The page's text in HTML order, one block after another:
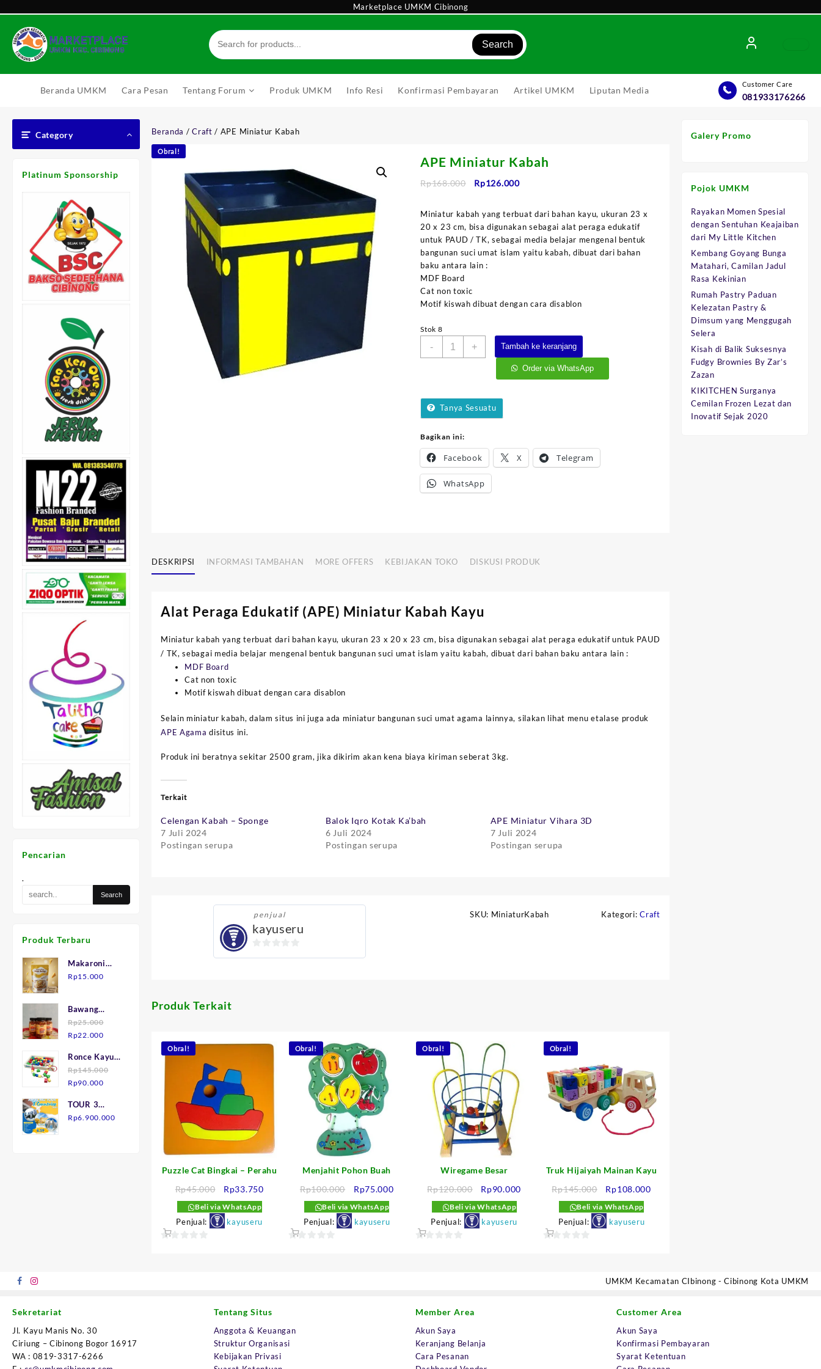
content
Marketplace UMKM Cibinong
Search
Beranda UMKM Cara Pesan Tentang Forum Produk UMKM Info Resi Konfirmasi Pembayaran Artikel UMKM Liputan Media
Customer Care
081933176266
Category
Platinum Sponsorship
Pencarian
.
Produk Terbaru
Makaroni
Keju "Mak
Rp15.000
Bawang
Goreng asli
Brebes.
Rp25.000
Harga
adalah:
Rp25.000.
Rp22.000Harga
ini
adalah:
Rp22.000.
Ronce Kayu
isi 75
Rp145.000
Harga
adalah:
Rp145.000.
Rp90.000Harga
ini
adalah:
TOUR 3
NEGARA
Rp6.900.000
Beranda /Craft / APE Miniatur Kabah
Obral!
APE Miniatur Kabah
Rp168.000
Harga
adalah:
Rp168.000.
Rp126.000Harga
ini
adalah:
Rp126.000.
Miniatur kabah yang terbuat dari bahan kayu, ukuran 23 x
20 x 23 cm, bisa digunakan sebagai alat peraga edukatif
untuk PAUD / TK, sebagai media belajar mengenal bentuk
bangunan suci umat islam yaitu kabah, dibuat dari bahan
baku antara lain :
MDF Board
Cat non toxic
Motif kiswah dibuat dengan cara disablon
Stok 8
-
Kuantitas+ Tambah ke keranjang
Order via WhatsApp
Tanya Sesuatu
Bagikan ini:
Facebook X Telegram
WhatsApp
DESKRIPSI INFORMASI TAMBAHAN MORE OFFERS KEBIJAKAN TOKO DISKUSI PRODUK
Alat Peraga Edukatif (APE) Miniatur Kabah Kayu
Miniatur kabah yang terbuat dari bahan kayu, ukuran 23 x 20 x 23 cm, bisa digunakan sebagai alat peraga edukatif untuk PAUD
/ TK, sebagai media belajar mengenal bentuk bangunan suci umat islam yaitu kabah, dibuat dari bahan baku antara lain :
MDF Board
Cat non toxic
Motif kiswah dibuat dengan cara disablon
Selain miniatur kabah, dalam situs ini juga ada miniatur bangunan suci umat agama lainnya, silakan lihat menu etalase produk
APE Agama disitus ini.
Produk ini beratnya sekitar 2500 gram, jika dikirim akan kena biaya kiriman seberat 3kg.
Terkait
Celengan Kabah – Sponge
7 Juli 2024
Postingan serupa
Balok Iqro Kotak Ka’bah
6 Juli 2024
Postingan serupa
APE Miniatur Vihara 3D
7 Juli 2024
Postingan serupa
penjual
kayuseru
SKU: MiniaturKabah Kategori:Craft
Produk Terkait
Obral!
Puzzle Cat Bingkai – Perahu
Rp45.000
Harga
aslinya
adalah:
Rp45.000.
Rp33.750Harga
adalah:
Rp33.750.
Beli via WhatsApp
Penjual: kayuseru
Obral!
Menjahit Pohon Buah
Rp100.000
Harga
aslinya
adalah:
Rp100.000.
Rp75.000Harga
adalah:
Rp75.000.
Beli via WhatsApp
Penjual: kayuseru
Obral!
Wiregame Besar
Rp120.000
Harga
aslinya
adalah:
Rp120.000.
Rp90.000Harga
adalah:
Rp90.000.
Beli via WhatsApp
Penjual: kayuseru
Obral!
Truk Hijaiyah Mainan Kayu
Rp145.000
Harga
aslinya
adalah:
Rp145.000.
Rp108.000Harga
Beli via WhatsApp
Penjual: kayuseru
Galery Promo
Pojok UMKM
Rayakan Momen Spesial
dengan Sentuhan Keajaiban
dari My Little Kitchen
Kembang Goyang Bunga
Matahari, Camilan Jadul
Rasa Kekinian
Rumah Pastry Paduan
Kelezatan Pastry &
Dimsum yang Menggugah
Selera
Kisah di Balik Suksesnya
Fudgy Brownies By Zar’s
Zazan
KIKITCHEN Surganya
Cemilan Frozen Lezat dan
Inovatif Sejak 2020
UMKM Kecamatan CIbinong - Cibinong Kota UMKM
Sekretariat
Jl. Kayu Manis No. 30
Ciriung – Cibinong Bogor 16917
WA : 0819-3317-6266
Tentang Situs
Anggota & Keuangan
Struktur Organisasi
Kebijakan Privasi
Member Area
Akun Saya
Keranjang Belanja
Cara Pesanan
Customer Area
Akun Saya
Konfirmasi Pembayaran
Syarat Ketentuan